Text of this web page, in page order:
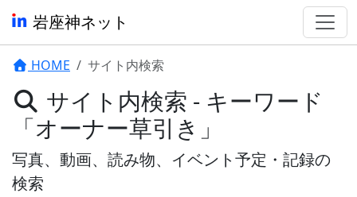
岩座神ネット
HOME サイト内検索
サイト内検索 - キーワード
「オーナー草引き」
写真、動画、読み物、イベント予定・記録の
検索